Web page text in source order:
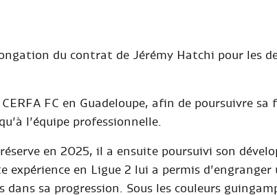
du contrat de Jérémy Hatchi pour les
FC en Guadeloupe, afin de poursuivre
l’équipe professionnelle.
en 2025, il a ensuite poursuivi son
expérience en Ligue 2 lui a permis d’engranger
sa progression. Sous les couleurs